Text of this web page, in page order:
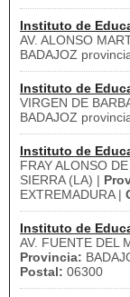
Instituto de
AV. ALONSO
BADAJOZ
Instituto de
VIRGEN DE
BADAJOZ
Instituto de
FRAY ALONSO
SIERRA (LA) |
EXTREMADURA |
Instituto de
AV. FUENTE DEL
Provincia:
Postal: 06300